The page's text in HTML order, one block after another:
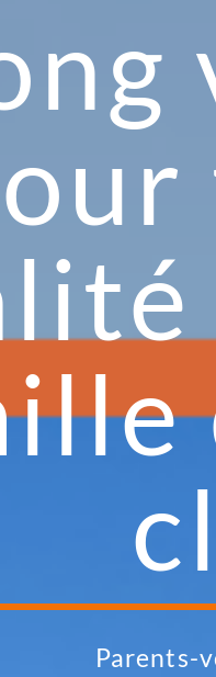
Parents-